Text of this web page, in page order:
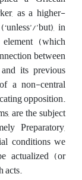
as a higher-
’but), in
(which
between
its previous
a non-central
opposition.
are the subject
Preparatory,
conditions we
actualized (or
acts.